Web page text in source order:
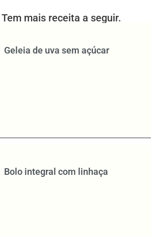
mais receita a seguir.
Geleia de uva sem açúcar
Bolo integral com linhaça